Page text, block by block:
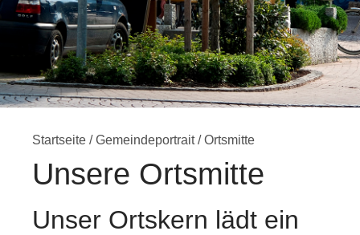
Startseite /Gemeindeportrait/Ortsmitte
Unsere Ortsmitte
Unser Ortskern lädt ein